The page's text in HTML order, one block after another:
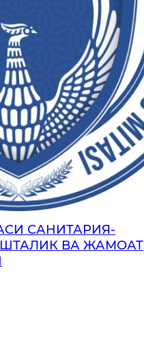
САНИТАРИЯ-
ВА ЖАМОАТ